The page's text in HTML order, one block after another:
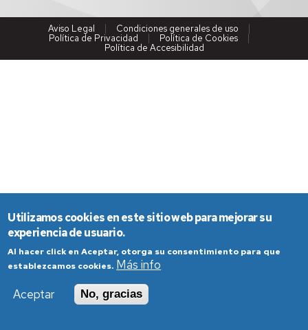
Aviso Legal
Condiciones generales de uso
Política de Privacidad
Política de Cookies
Política de Accesibilidad
Utilizamos cookies en este sitio web para mejorar su
experiencia de usuario.
Al hacer click en Aceptar, otorga su consentimiento para que
establezcamos cookies. Más info
Aceptar
No, gracias